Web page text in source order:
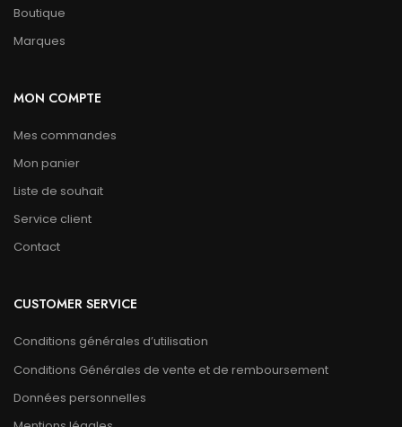
Boutique
Marques
MON COMPTE
Mes commandes
Mon panier
Liste de souhait
Service client
Contact
CUSTOMER SERVICE
Conditions générales d’utilisation
Conditions Générales de vente et de remboursement
Données personnelles